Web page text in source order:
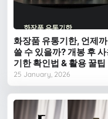
화장품 유통기한, 언제
쓸 수 있을까? 개봉 후
기한 확인법 & 활용 꿀팁
25 January, 2026